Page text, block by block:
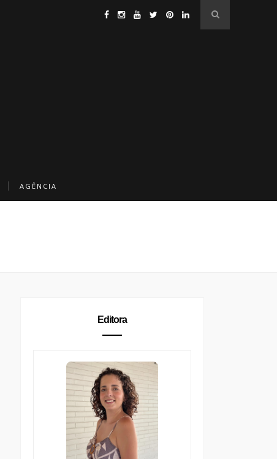
AGÊNCIA
Editora